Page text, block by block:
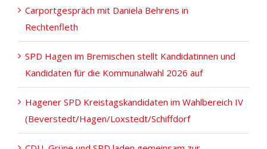
Carportgespräch mit Daniela Behrens in
Rechtenfleth
SPD Hagen im Bremischen stellt Kandidatinnen und
Kandidaten für die Kommunalwahl 2026 auf
Hagener SPD Kreistagskandidaten im Wahlbereich IV
(Beverstedt/Hagen/Loxstedt/Schiffdorf